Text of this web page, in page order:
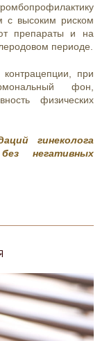
с высоким риском
препараты и на
периоде.
при
фон,
физических
гинеколога
негативных